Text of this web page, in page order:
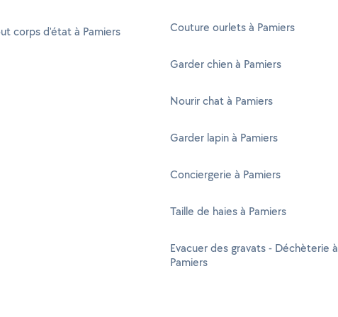
corps d'état à Pamiers Couture ourlets à Pamiers
Garder chien à Pamiers
Nourir chat à Pamiers
Garder lapin à Pamiers
Conciergerie à Pamiers
Taille de haies à Pamiers
Evacuer des gravats - Déchèterie à
Pamiers